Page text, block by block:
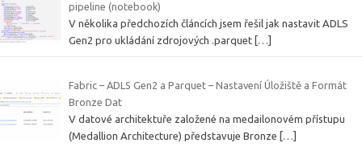
pipeline (notebook)
V několika předchozích článcích jsem řešil jak nastavit ADLS
Gen2 pro ukládání zdrojových .parquet […]
Fabric – ADLS Gen2 a Parquet – Nastavení Úložiště a Formát
Bronze Dat
V datové architektuře založené na medailonovém přístupu
(Medallion Architecture) představuje Bronze
[…]